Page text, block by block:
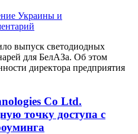
Украины и
выпуск светодиодных
для БелАЗа. Об этом
директора предприятия
Co Ltd.
точку доступа с